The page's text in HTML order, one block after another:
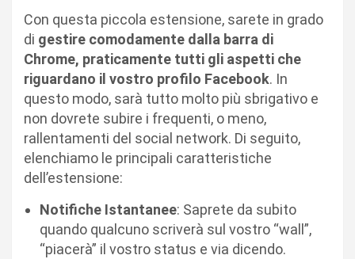
Con questa piccola estensione, sarete in grado
di gestire comodamente dalla barra di
Chrome, praticamente tutti gli aspetti che
riguardano il vostro profilo Facebook. In
questo modo, sarà tutto molto più sbrigativo e
non dovrete subire i frequenti, o meno,
rallentamenti del social network. Di seguito,
elenchiamo le principali caratteristiche
dell’estensione:
Notifiche Istantanee: Saprete da subito
quando qualcuno scriverà sul vostro “wall”,
“piacerà” il vostro status e via dicendo.